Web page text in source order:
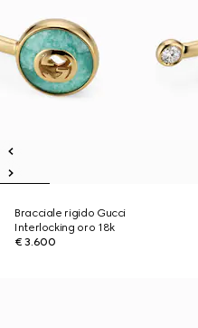
Bracciale rigido Gucci
Interlocking oro 18k
€ 3.600